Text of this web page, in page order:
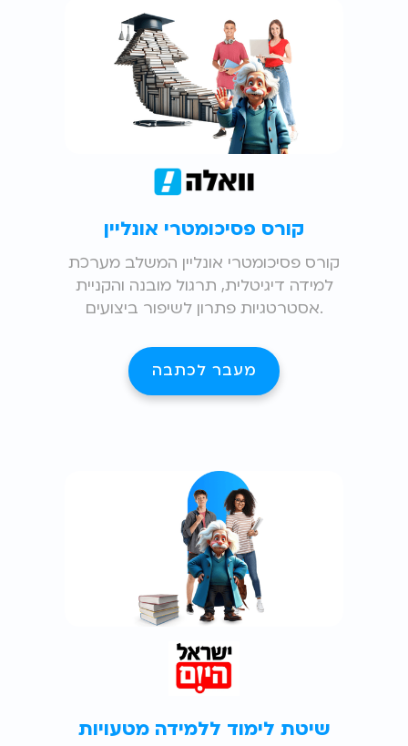
קורס פסיכומטרי אונליין
קורס פסיכומטרי אונליין המשלב מערכת
למידה דיגיטלית, תרגול מובנה והקניית
אסטרטגיות פתרון לשיפור ביצועים.
מעבר לכתבה
שיטת לימוד ללמידה מטעויות